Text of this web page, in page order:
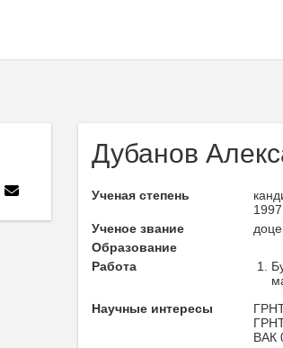
Дубанов
Ученая степень
Ученое звание
Образование
Работа
Научные интересы
ВАК